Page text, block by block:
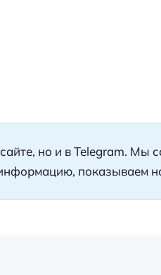
но и в Telegram. Мы
показываем